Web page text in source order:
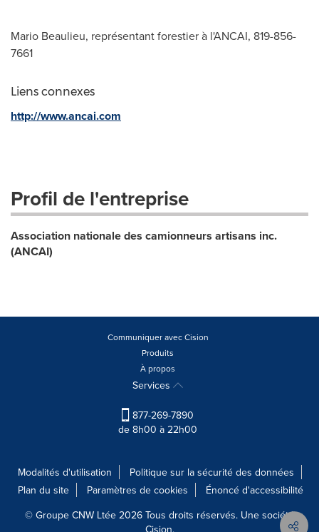
Mario Beaulieu, représentant forestier à l'ANCAI, 819-856-
7661
Liens connexes
http://www.ancai.com
Profil de l'entreprise
Association nationale des camionneurs artisans inc.
(ANCAI)
Communiquer avec Cision
Produits
À propos
Services
877-269-7890
de 8h00 à 22h00
Modalités d'utilisation
Politique sur la sécurité des données
Plan du site
Paramètres de cookies
Énoncé d'accessibilité
© Groupe CNW Ltée 2026 Tous droits réservés. Une société